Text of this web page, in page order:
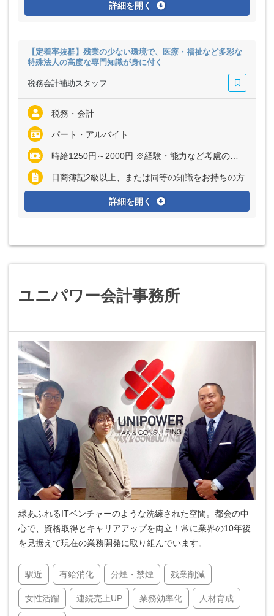
詳細を開く
【定着率抜群】残業の少ない環境で、医療・福祉など多彩な
特殊法人の高度な専門知識が身に付く
税務会計補助スタッフ
税務・会計
パート・アルバイト
時給1250円～2000円 ※経験・能力など考慮の上、決定いたします
日商簿記2級以上、または同等の知識をお持ちの方
詳細を開く
ユニパワー会計事務所
緑あふれるITベンチャーのような洗練された空間。都会の中
心で、資格取得とキャリアアップを両立！常に業界の10年後
を見据えて現在の業務開発に取り組んでいます。
駅近 有給消化 分煙・禁煙 残業削減
女性活躍 連続売上UP 業務効率化 人材育成